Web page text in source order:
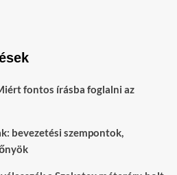
fontos írásba foglalni az
bevezetési szempontok,